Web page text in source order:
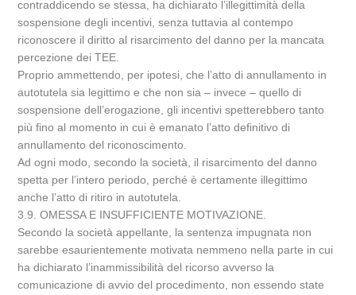
contraddicendo se stessa, ha dichiarato l’illegittimità della
sospensione degli incentivi, senza tuttavia al contempo
riconoscere il diritto al risarcimento del danno per la mancata
percezione dei TEE.
Proprio ammettendo, per ipotesi, che l’atto di annullamento in
autotutela sia legittimo e che non sia – invece – quello di
sospensione dell’erogazione, gli incentivi spetterebbero tanto
più fino al momento in cui è emanato l’atto definitivo di
annullamento del riconoscimento.
Ad ogni modo, secondo la società, il risarcimento del danno
spetta per l’intero periodo, perché è certamente illegittimo
anche l’atto di ritiro in autotutela.
3.9. OMESSA E INSUFFICIENTE MOTIVAZIONE.
Secondo la società appellante, la sentenza impugnata non
sarebbe esaurientemente motivata nemmeno nella parte in cui
ha dichiarato l’inammissibilità del ricorso avverso la
comunicazione di avvio del procedimento, non essendo state